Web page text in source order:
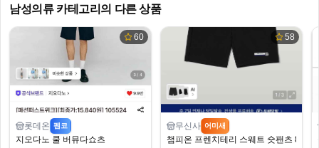
남성의류카테고리의 다른 상품
60
롯데온 펨코
지오다노 쿨 버뮤다쇼츠
58
무신사 어미새
챔피온 프렌치테리 스웨트 숏팬츠 8천원